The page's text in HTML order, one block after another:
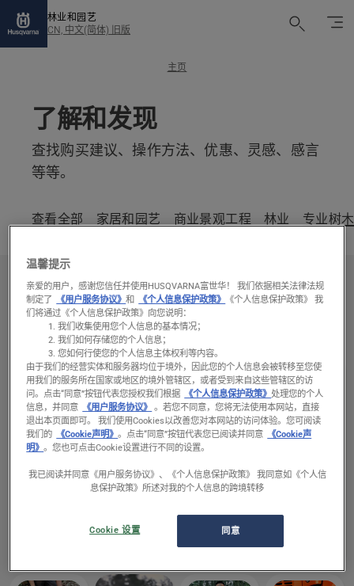
林业和园艺
CN, 中文(简体) 旧版
主页
了解和发现
查找购买建议、操作方法、优惠、灵感、感言
等等。
查看全部 家居和园艺 商业景观工程 林业 专业树
筛选和排序
19 结果
产品和创
新
Husqvarna
富世华
但是，对
故事和灵
感
认识
Husqvarna
富世华 H
刻的用
我们从世
优秀的林
业和公园
中精心挑
故事和灵
感
沿着电
力线走
廊快速
开展作
作业团队
行伐木和
一切进展
产品和创
新
市的绿
人工智能
温馨提示
亲爱的用户，感谢您信任并使用HUSQVARNA富世华！ 我们依据相关法律法规
制定了
《用户服务协议》和 《个人信息保护政策》
《个人信息保护政策》 我
们将通过《个人信息保护政策》向您说明：
我们收集使用您个人信息的基本情况；
我们如何存储您的个人信息；
您如何行使您的个人信息主体权利等内容。
由于我们的经营实体和服务器均位于境外，因此您的个人信息会被转移至您使
用我们的服务所在国家或地区的境外管辖区，或者受到来自这些管辖区的访
问。 点击“同意”按钮代表您授权我们根据 《个人信息保护政策》 处理您的个人
信息，并同意
《用户服务协议》 。若您不同意，您将无法使用本网站，直接
退出本页面即可。 我们使用Cookies以改善您对本网站的访问体验。您可阅读
我们的
《Cookie声明》。点击“同意”按钮代表您已阅读并同意
《Cookie声
明》。您也可点击Cookie设置进行不同的设置。
我已阅读并同意《用户服务协议》、《个人信息保护政策》 我同意如《个人信
息保护政策》所述对我的个人信息的跨境转移
同意
Cookie 设置